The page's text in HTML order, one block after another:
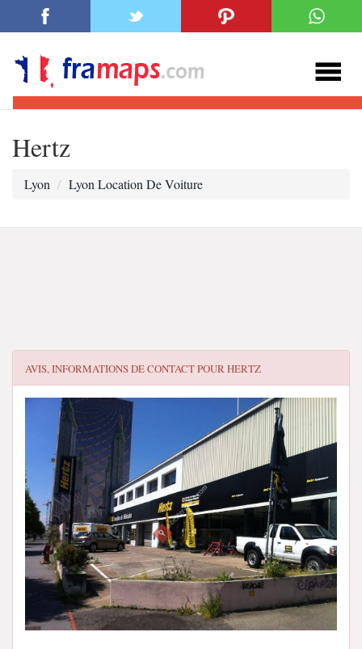
Hertz
Lyon Lyon Location De Voiture
AVIS, INFORMATIONS DE CONTACT POURHERTZ